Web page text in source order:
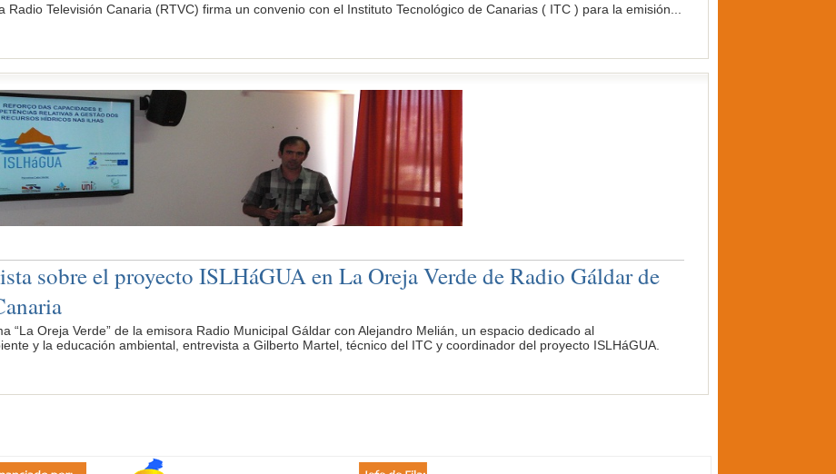
Televisión Canaria (RTVC) firma un convenio con el Instituto Tecnológico de Canarias ( ITC ) para la emisión...
sobre el proyecto ISLHáGUA en La Oreja Verde de Radio Gáldar de
“La Oreja Verde” de la emisora Radio Municipal Gáldar con Alejandro Melián, un espacio dedicado al
y la educación ambiental, entrevista a Gilberto Martel, técnico del ITC y coordinador del proyecto ISLHáGUA.